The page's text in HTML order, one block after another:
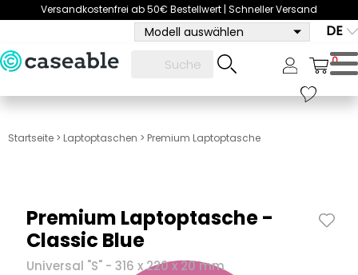
Versandkostenfrei ab 50€ Bestellwert | Schneller Versand
DE
Modell auswählen
0
Startseite > Laptoptaschen > Premium Laptoptasche
Premium Laptoptasche -
Classic Blue
Universal "S" - 316 x 220 x 20 mm